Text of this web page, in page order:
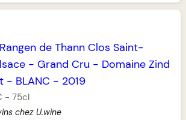
de Thann Clos Saint-
- Grand Cru - Domaine Zind
- BLANC - 2019
-75cl
chez U.wine